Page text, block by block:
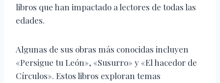
libros que han impactado a lectores de todas las
edades.
Algunas de sus obras más conocidas incluyen
«Persigue tu León», «Susurro» y «El hacedor de
Círculos». Estos libros exploran temas